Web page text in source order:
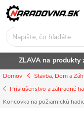
Prejsť
na
obsah
ZĽAVA na produkty
Domov Stavba, Dom a
Príslušenstvo a záhradné
Koncovka na požiarnickú